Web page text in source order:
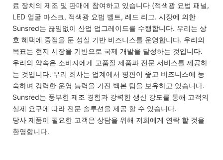
료 장치의 제조 및 판매에 참여하고 있습니다 (적색광 요법 패널,
LED 얼굴 마스크, 적색광 요법 벨트, 레드 리그. 시장에 의한
Sunsred는 끊임없이 산업 업그레이드를 수행합니다. 우리는 상
호 혜택에 중점을 둔 성실 기반 비즈니스를 운영합니다. 우리의
목표는 현지 시장을 기반으로 국제 개발을 달성하는 것입니다.
우리의 약속은 소비자에게 고품질 제품과 전문 서비스를 제공하
는 것입니다. 우리 회사는 업계에서 평판이 좋고 비즈니스에 능
숙하며 강력한 운영 능력을 가진 백본 팀을 보유하고 있습니다.
Sunsred는 풍부한 제조 경험과 강력한 생산 강도를 통해 고객의
실제 요구에 따라 전문 솔루션을 제공 할 수 있습니다.
당사 제품이 필요한 고객은 상담을 위해 저희에게 연락 할 것을
환영합니다.